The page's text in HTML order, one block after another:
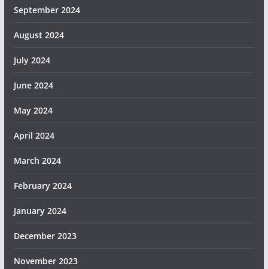
September 2024
August 2024
July 2024
June 2024
May 2024
April 2024
March 2024
February 2024
January 2024
December 2023
November 2023